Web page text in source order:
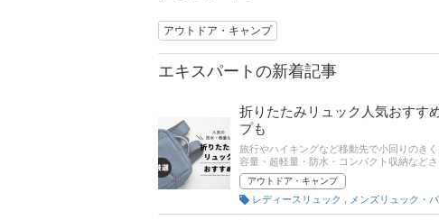
アウトドア・キャンプ
エキスパートの新着記事
折りたたみリュック人気おすす
プも
旅行やハイキングなど移動先で小回りのき
容量・超軽量・防水・コンパクト収納など
クの選び方とおすすめ商品を紹介します。
認してみましょう。
アウトドア・キャンプ
レディースリュック